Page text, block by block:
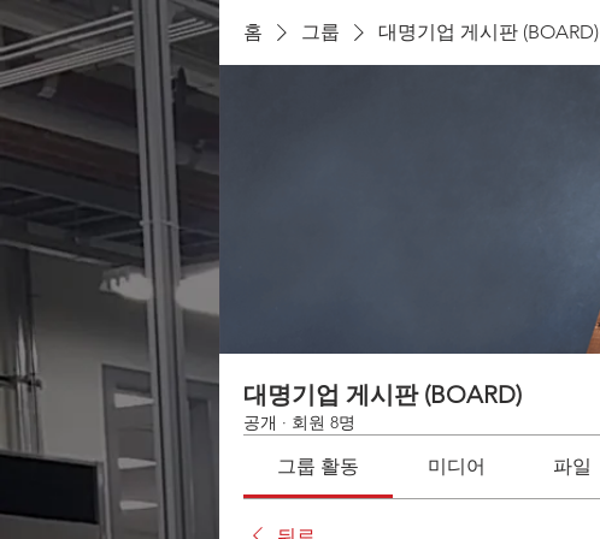
홈 그룹 대명기업 게시판 (BOARD)
대명기업 게시판 (BOARD)
공개 · 회원 8명
그룹 활동 미디어 파일